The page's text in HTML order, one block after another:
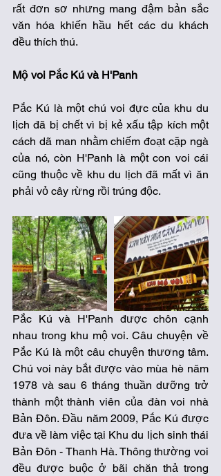
rất đơn sơ nhưng mang đậm bản sắc
văn hóa khiến hầu hết các du khách
đều thích thú.
Mộ voi Pắc Kú và H'Panh
Pắc Kú là một chú voi đực của khu du
lịch đã bị chết vì bị kẻ xấu tập kích một
cách dã man nhằm chiếm đoạt cặp ngà
của nó, còn H'Panh là một con voi cái
cũng thuộc về khu du lịch đã mất vì ăn
phải vỏ cây rừng rồi trúng độc.
Pắc Kú và H'Panh được chôn cạnh
nhau trong khu mộ voi. Câu chuyện về
Pắc Kú là một câu chuyện thương tâm.
Chú voi này bắt được vào mùa hè năm
1978 và sau 6 tháng thuần dưỡng trở
thành một thành viên của đàn voi nhà
Bản Đôn. Đầu năm 2009, Pắc Kú được
đưa về làm việc tại Khu du lịch sinh thái
Bản Đôn - Thanh Hà. Thông thường voi
đều được buộc ở bãi chăn thả trong